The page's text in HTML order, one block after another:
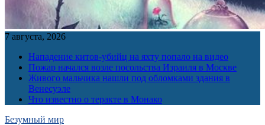
7 августа, 2026
Нападение китов-убийц на яхту попало на видео
Пожар начался возле посольства Израиля в Москве
Живого мальчика нашли под обломками здания в
Венесуэле
Что известно о теракте в Монако
Безумный мир